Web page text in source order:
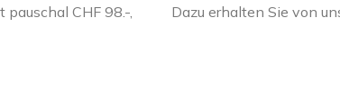
CHF 98.-,
Dazu erhalten Sie von